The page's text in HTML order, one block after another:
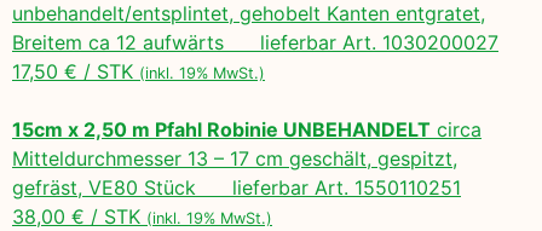
unbehandelt/entsplintet, gehobelt Kanten entgratet,
Breitem ca 12 aufwärts lieferbar Art. 1030200027
17,50 € / STK (inkl. 19% MwSt.)
15cm x 2,50 m Pfahl Robinie UNBEHANDELT circa
Mitteldurchmesser 13 – 17 cm geschält, gespitzt,
gefräst, VE80 Stück lieferbar Art. 1550110251
38,00 € / STK (inkl. 19% MwSt.)